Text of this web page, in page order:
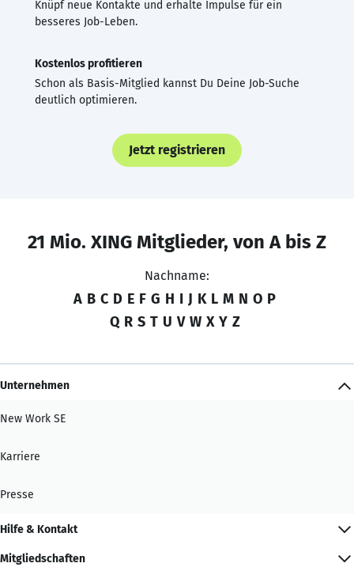
Knüpf neue Kontakte und erhalte Impulse für ein
besseres Job-Leben.
Kostenlos profitieren
Schon als Basis-Mitglied kannst Du Deine Job-Suche
deutlich optimieren.
Jetzt registrieren
21 Mio. XING Mitglieder, von A bis Z
Nachname:
A B C D E F G H I J K L M N O P
Q R S T U V W X Y Z
Unternehmen
New Work SE
Karriere
Presse
Hilfe & Kontakt
Mitgliedschaften